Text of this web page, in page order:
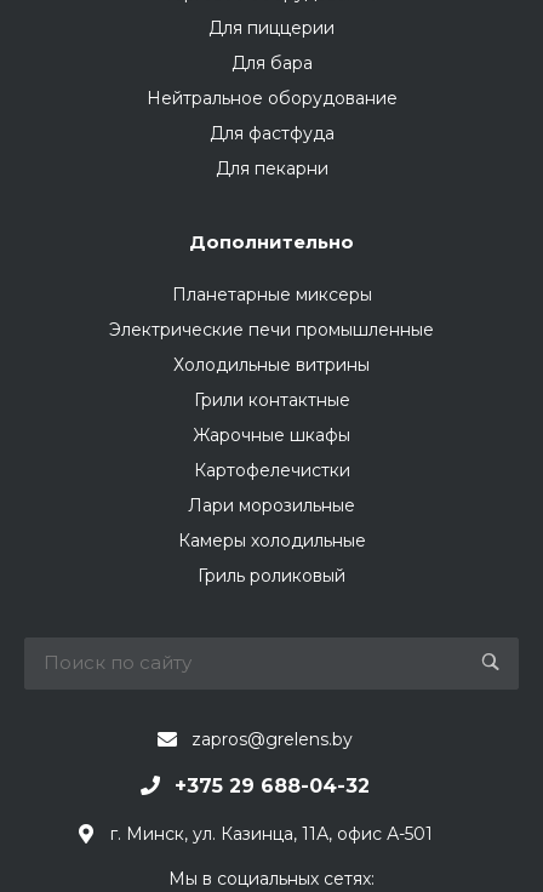
Для пиццерии
Для бара
Нейтральное оборудование
Для фастфуда
Для пекарни
Дополнительно
Планетарные миксеры
Электрические печи промышленные
Холодильные витрины
Грили контактные
Жарочные шкафы
Картофелечистки
Лари морозильные
Камеры холодильные
Гриль роликовый
zapros@grelens.by
+375 29 688-04-32
г. Минск, ул. Казинца, 11А, офис А-501
Мы в социальных сетях: